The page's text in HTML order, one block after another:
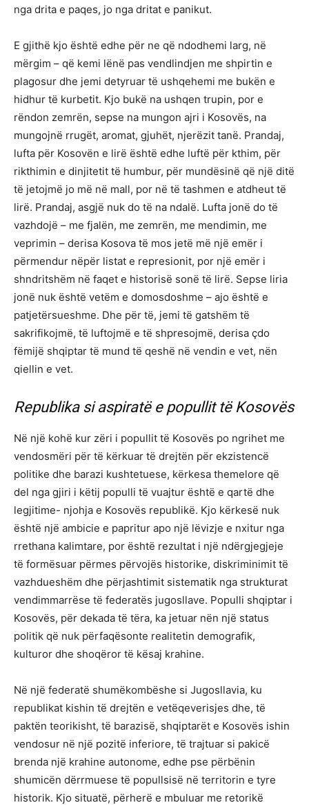
nga drita e paqes, jo nga dritat e panikut.
E gjithë kjo është edhe për ne që ndodhemi larg, në
mërgim – që kemi lënë pas vendlindjen me shpirtin e
plagosur dhe jemi detyruar të ushqehemi me bukën e
hidhur të kurbetit. Kjo bukë na ushqen trupin, por e
rëndon zemrën, sepse na mungon ajri i Kosovës, na
mungojnë rrugët, aromat, gjuhët, njerëzit tanë. Prandaj,
lufta për Kosovën e lirë është edhe luftë për kthim, për
rikthimin e dinjitetit të humbur, për mundësinë që një ditë
të jetojmë jo më në mall, por në të tashmen e atdheut të
lirë. Prandaj, asgjë nuk do të na ndalë. Lufta jonë do të
vazhdojë – me fjalën, me zemrën, me mendimin, me
veprimin – derisa Kosova të mos jetë më një emër i
përmendur nëpër listat e represionit, por një emër i
shndritshëm në faqet e historisë sonë të lirë. Sepse liria
jonë nuk është vetëm e domosdoshme – ajo është e
patjetërsueshme. Dhe për të, jemi të gatshëm të
sakrifikojmë, të luftojmë e të shpresojmë, derisa çdo
fëmijë shqiptar të mund të qeshë në vendin e vet, nën
qiellin e vet.
Republika si aspiratë e popullit të Kosovës
Në një kohë kur zëri i popullit të Kosovës po ngrihet me
vendosmëri për të kërkuar të drejtën për ekzistencë
politike dhe barazi kushtetuese, kërkesa themelore që
del nga gjiri i këtij populli të vuajtur është e qartë dhe
legjitime- njohja e Kosovës republikë. Kjo kërkesë nuk
është një ambicie e papritur apo një lëvizje e nxitur nga
rrethana kalimtare, por është rezultat i një ndërgjegjeje
të formësuar përmes përvojës historike, diskriminimit të
vazhdueshëm dhe përjashtimit sistematik nga strukturat
vendimmarrëse të federatës jugosllave. Populli shqiptar i
Kosovës, për dekada të tëra, ka jetuar nën një status
politik që nuk përfaqësonte realitetin demografik,
kulturor dhe shoqëror të kësaj krahine.
Në një federatë shumëkombëshe si Jugosllavia, ku
republikat kishin të drejtën e vetëqeverisjes dhe, të
paktën teorikisht, të barazisë, shqiptarët e Kosovës ishin
vendosur në një pozitë inferiore, të trajtuar si pakicë
brenda një krahine autonome, edhe pse përbënin
shumicën dërrmuese të popullsisë në territorin e tyre
historik. Kjo situatë, përherë e mbuluar me retorikë